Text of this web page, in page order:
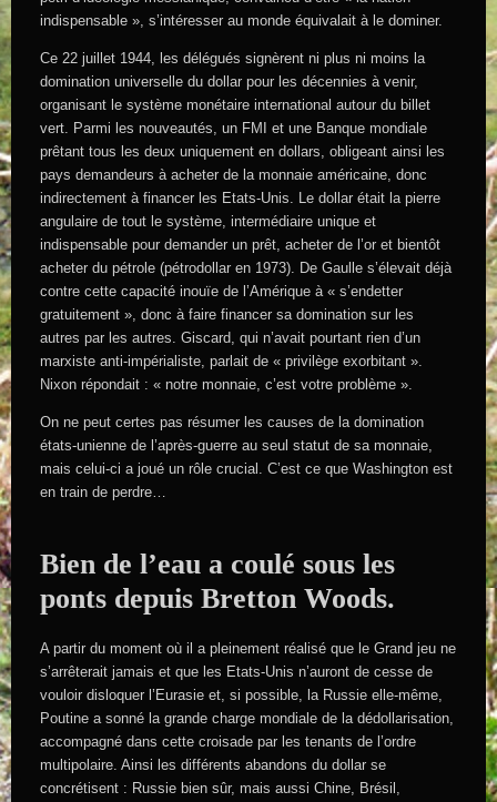
indispensable », s’intéresser au monde équivalait à le dominer.
Ce 22 juillet 1944, les délégués signèrent ni plus ni moins la
domination universelle du dollar pour les décennies à venir,
organisant le système monétaire international autour du billet
vert. Parmi les nouveautés, un FMI et une Banque mondiale
prêtant tous les deux uniquement en dollars, obligeant ainsi les
pays demandeurs à acheter de la monnaie américaine, donc
indirectement à financer les Etats-Unis. Le dollar était la pierre
angulaire de tout le système, intermédiaire unique et
indispensable pour demander un prêt, acheter de l’or et bientôt
acheter du pétrole (pétrodollar en 1973). De Gaulle s’élevait déjà
contre cette capacité inouïe de l’Amérique à « s’endetter
gratuitement », donc à faire financer sa domination sur les
autres par les autres. Giscard, qui n’avait pourtant rien d’un
marxiste anti-impérialiste, parlait de « privilège exorbitant ».
Nixon répondait : « notre monnaie, c’est votre problème ».
On ne peut certes pas résumer les causes de la domination
états-unienne de l’après-guerre au seul statut de sa monnaie,
mais celui-ci a joué un rôle crucial. C’est ce que Washington est
en train de perdre…
Bien de l’eau a coulé sous les
ponts depuis Bretton Woods.
A partir du moment où il a pleinement réalisé que le Grand jeu ne
s’arrêterait jamais et que les Etats-Unis n’auront de cesse de
vouloir disloquer l’Eurasie et, si possible, la Russie elle-même,
Poutine a sonné la grande charge mondiale de la dédollarisation,
accompagné dans cette croisade par les tenants de l’ordre
multipolaire. Ainsi les différents abandons du dollar se
concrétisent : Russie bien sûr, mais aussi Chine, Brésil,